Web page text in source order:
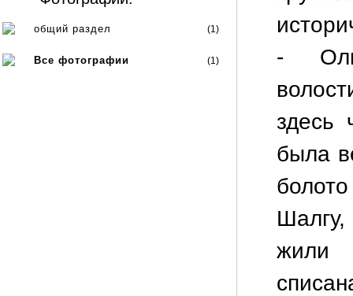
общий раздел (1)
Все фотографии (1)
-
здесь
была
жили